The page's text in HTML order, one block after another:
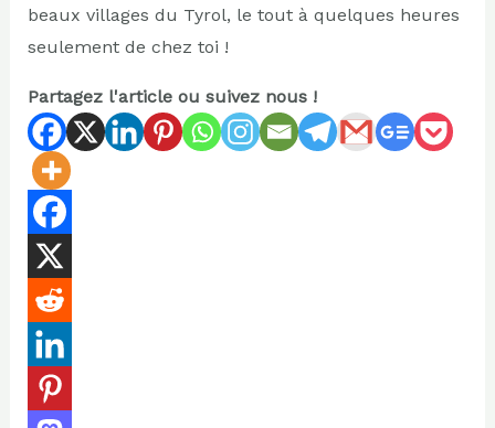
beaux villages du Tyrol, le tout à quelques heures
seulement de chez toi !
Partagez l'article ou suivez nous !